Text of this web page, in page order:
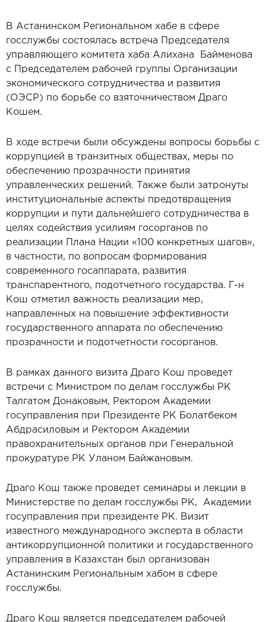
В Астанинском Региональном хабе в сфере
госслужбы состоялась встреча Председателя
управляющего комитета хаба Алихана Байменова
с Председателем рабочей группы Организации
экономического сотрудничества и развития
(ОЭСР) по борьбе со взяточничеством Драго
Кошем.
В ходе встречи были обсуждены вопросы борьбы с
коррупцией в транзитных обществах, меры по
обеспечению прозрачности принятия
управленческих решений. Также были затронуты
институциональные аспекты предотвращения
коррупции и пути дальнейшего сотрудничества в
целях содействия усилиям госорганов по
реализации Плана Нации «100 конкретных шагов»,
в частности, по вопросам формирования
современного госаппарата, развития
транспарентного, подотчетного государства. Г-н
Кош отметил важность реализации мер,
направленных на повышение эффективности
государственного аппарата по обеспечению
прозрачности и подотчетности госорганов.
В рамках данного визита Драго Кош проведет
встречи с Министром по делам госслужбы РК
Талгатом Донаковым, Ректором Академии
госуправления при Президенте РК Болатбеком
Абдрасиловым и Ректором Академии
правохранительных органов при Генеральной
прокуратуре РК Уланом Байжановым.
Драго Кош также проведет семинары и лекции в
Министерстве по делам госслужбы РК, Академии
госуправления при президенте РК. Визит
известного международного эксперта в области
антикоррупционной политики и государственного
управления в Казахстан был организован
Астанинским Региональным хабом в сфере
госслужбы.
Драго Кош является председателем рабочей